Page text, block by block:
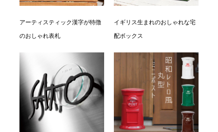
アーティスティック漢字が特徴
のおしゃれ表札
イギリス生まれのおしゃれな宅
配ボックス